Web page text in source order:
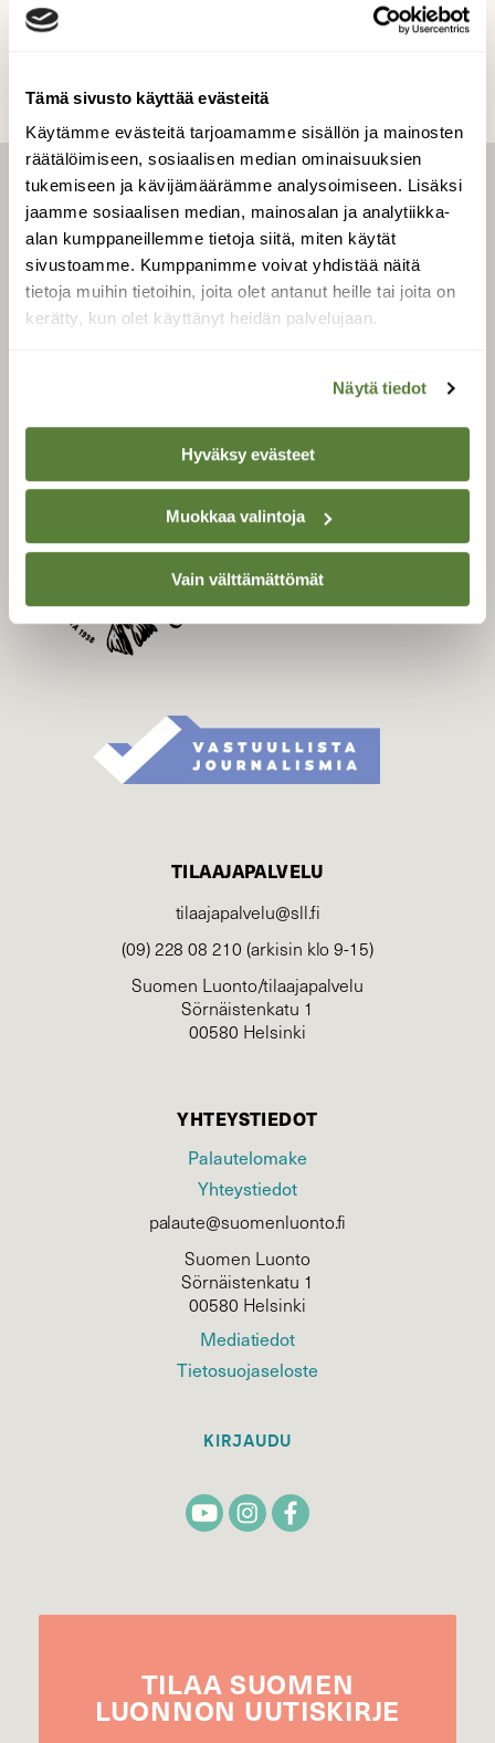
Tämä sivusto käyttää evästeitä
Käytämme evästeitä tarjoamamme sisällön ja mainosten
räätälöimiseen, sosiaalisen median ominaisuuksien
tukemiseen ja kävijämäärämme analysoimiseen. Lisäksi
jaamme sosiaalisen median, mainosalan ja analytiikka-
alan kumppaneillemme tietoja siitä, miten käytät
sivustoamme. Kumppanimme voivat yhdistää näitä
tietoja muihin tietoihin, joita olet antanut heille tai joita on
kerätty, kun olet käyttänyt heidän palvelujaan.
Näytä tiedot
Hyväksy evästeet
Muokkaa valintoja
Vain välttämättömät
LEHTI
Uusin lehti
Tilaa Suomen Luonto
Tilaa digilukuoikeus
SUOJELU­LIITTO
Suomen Luonto -lehden
kustantaja onSuomen
luonnonsuojelu­liitto
TILAAJAPALVELU
tilaajapalvelu@sll.fi
(09) 228 08 210 (arkisin klo 9-15)
Suomen Luonto/tilaajapalvelu
Sörnäistenkatu 1
00580 Helsinki
YHTEYSTIEDOT
Palautelomake
Yhteystiedot
palaute@suomenluonto.fi
Suomen Luonto
Sörnäistenkatu 1
00580 Helsinki
Mediatiedot
Tietosuojaseloste
KIRJAUDU
TILAA SUOMEN
LUONNON UUTIS­KIRJE